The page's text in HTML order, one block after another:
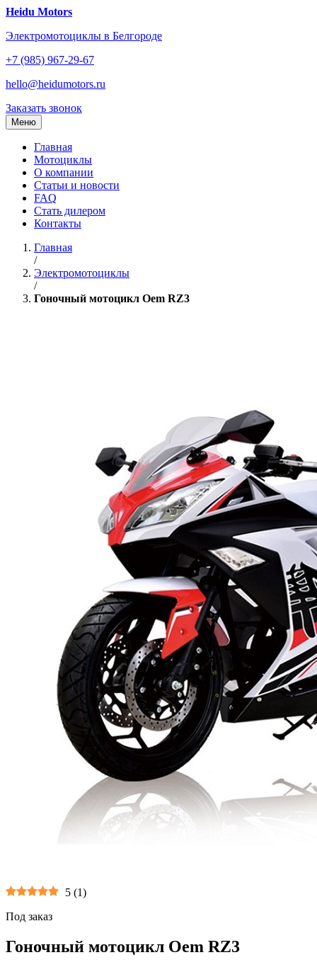
Перейти
содержанию
Heidu Motors
Электромотоциклы в Белгороде
+7 (985) 967-29-67
hello@heidumotors.ru
Заказать звонок
Меню
Главная
Мотоциклы
О компании
Статьи и новости
FAQ
Стать дилером
Контакты
Главная
/
Электромотоциклы
/
Гоночный мотоцикл Oem RZ3
5 (1)
Под заказ
Гоночный мотоцикл Oem RZ3